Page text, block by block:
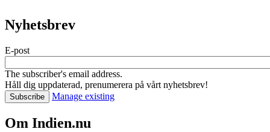
Nyhetsbrev
E-post
The subscriber's email address.
Håll dig uppdaterad, prenumerera på vårt nyhetsbrev!
Manage existing
Om Indien.nu